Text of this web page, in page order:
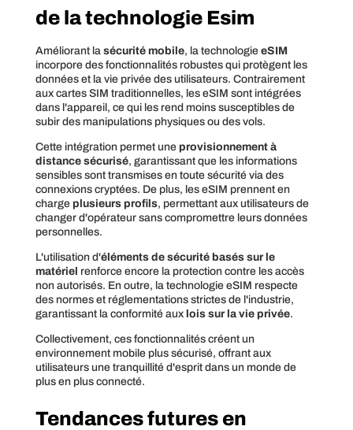
de la technologie Esim
Améliorant la sécurité mobile, la technologie eSIM
incorpore des fonctionnalités robustes qui protègent les
données et la vie privée des utilisateurs. Contrairement
aux cartes SIM traditionnelles, les eSIM sont intégrées
dans l'appareil, ce qui les rend moins susceptibles de
subir des manipulations physiques ou des vols.
Cette intégration permet une provisionnement à
distance sécurisé, garantissant que les informations
sensibles sont transmises en toute sécurité via des
connexions cryptées. De plus, les eSIM prennent en
charge plusieurs profils, permettant aux utilisateurs de
changer d'opérateur sans compromettre leurs données
personnelles.
L'utilisation d'éléments de sécurité basés sur le
matériel renforce encore la protection contre les accès
non autorisés. En outre, la technologie eSIM respecte
des normes et réglementations strictes de l'industrie,
garantissant la conformité aux lois sur la vie privée.
Collectivement, ces fonctionnalités créent un
environnement mobile plus sécurisé, offrant aux
utilisateurs une tranquillité d'esprit dans un monde de
plus en plus connecté.
Tendances futures en